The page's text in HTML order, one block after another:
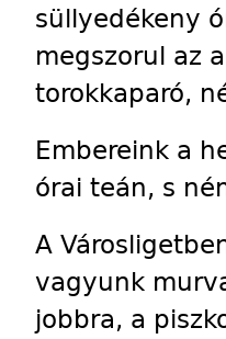
süllyedékeny
megszorul az
torokkaparó,
Embereink a
órai teán, s
A
vagyunk
jobbra, a